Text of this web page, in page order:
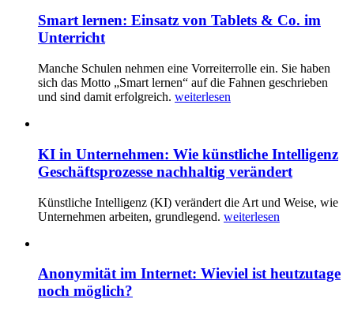
Smart lernen: Einsatz von Tablets & Co. im
Unterricht
Manche Schulen nehmen eine Vorreiterrolle ein. Sie haben
sich das Motto „Smart lernen“ auf die Fahnen geschrieben
und sind damit erfolgreich. weiterlesen
KI in Unternehmen: Wie künstliche Intelligenz
Geschäftsprozesse nachhaltig verändert
Künstliche Intelligenz (KI) verändert die Art und Weise, wie
Unternehmen arbeiten, grundlegend. weiterlesen
Anonymität im Internet: Wieviel ist heutzutage
noch möglich?